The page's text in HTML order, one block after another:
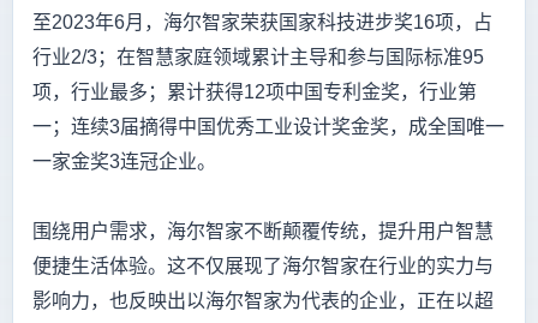
至2023年6月，海尔智家荣获国家科技进步奖16项，占
行业2/3；在智慧家庭领域累计主导和参与国际标准95
项，行业最多；累计获得12项中国专利金奖，行业第
一；连续3届摘得中国优秀工业设计奖金奖，成全国唯一
一家金奖3连冠企业。
围绕用户需求，海尔智家不断颠覆传统，提升用户智慧
便捷生活体验。这不仅展现了海尔智家在行业的实力与
影响力，也反映出以海尔智家为代表的企业，正在以超